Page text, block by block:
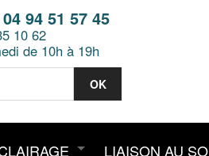
94 51 57 45
10 62
de 10h à 19h
LIAISON AU